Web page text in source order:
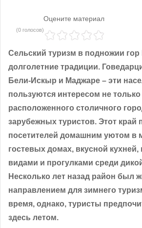
Оцените материал
(0 голосов)
Сельский туризм в подножии гор
долголетние традиции.
Бели-Искыр и Маджаре – эти
пользуются интересом не
расположенного столичного
зарубежных туристов. Этот край
посетителей домашним уютом в
гостевых домах, вкусной
видами и прогулками среди
Несколько лет назад район был
направлением для зимнего
время, однако, туристы
здесь летом.